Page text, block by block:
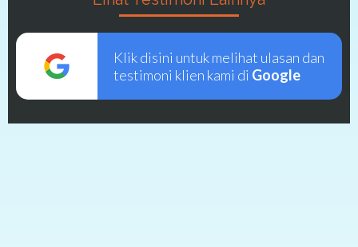
Klik disini untuk melihat ulasan dan
testimoni klien kami di Google